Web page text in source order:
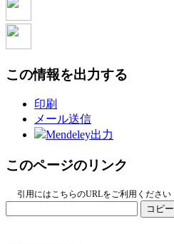
この情報を出力する
印刷
メール送信
Mendeley出力
このページのリンク
引用にはこちらのURLをご利用ください
コピー